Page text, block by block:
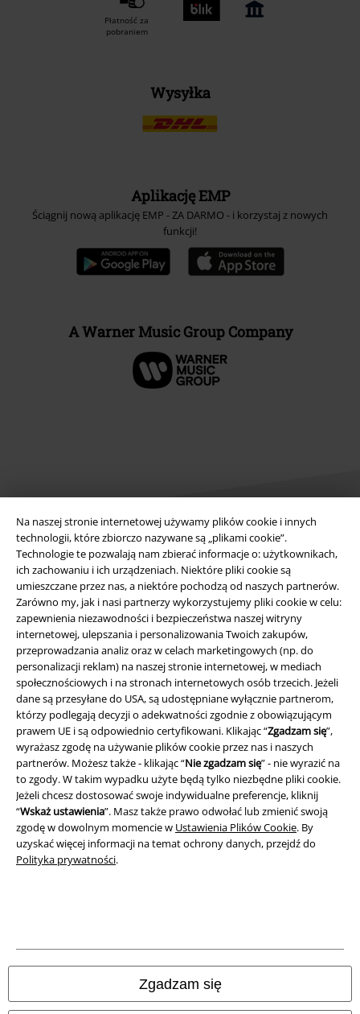
Na naszej stronie internetowej używamy plików cookie i innych
technologii, które zbiorczo nazywane są „plikami cookie”.
Technologie te pozwalają nam zbierać informacje o: użytkownikach,
ich zachowaniu i ich urządzeniach. Niektóre pliki cookie są
umieszczane przez nas, a niektóre pochodzą od naszych partnerów.
Zarówno my, jak i nasi partnerzy wykorzystujemy pliki cookie w celu:
zapewnienia niezawodności i bezpieczeństwa naszej witryny
internetowej, ulepszania i personalizowania Twoich zakupów,
przeprowadzania analiz oraz w celach marketingowych (np. do
personalizacji reklam) na naszej stronie internetowej, w mediach
społecznościowych i na stronach internetowych osób trzecich. Jeżeli
dane są przesyłane do USA, są udostępniane wyłącznie partnerom,
którzy podlegają decyzji o adekwatności zgodnie z obowiązującym
prawem UE i są odpowiednio certyfikowani. Klikając “Zgadzam się”,
wyrażasz zgodę na używanie plików cookie przez nas i naszych
partnerów. Możesz także - klikając “Nie zgadzam się” - nie wyrazić na
to zgody. W takim wypadku użyte będą tylko niezbędne pliki cookie.
Jeżeli chcesz dostosować swoje indywidualne preferencje, kliknij
“Wskaż ustawienia”. Masz także prawo odwołać lub zmienić swoją
zgodę w dowolnym momencie w Ustawienia Plików Cookie. By
uzyskać więcej informacji na temat ochrony danych, przejdź do
Polityka prywatności.
Zgadzam się
Płatność za
pobraniem
Wysyłka
Aplikację EMP
Ściągnij nową aplikację EMP - ZA DARMO - i korzystaj z nowych
funkcji!
A Warner Music Group Company
Informacje prawne
Regulamin
Dane firmy
Polityka prywatności
Unieszkodliwianie odpadów i ochrona środowiska
Deklaracja Zgodności
Informacje dotyczące dostępności
Ustawienia Plików Cookie
Skorzystaj z prawa do odstąpienia od umowy
Sklepy internetowe EMP